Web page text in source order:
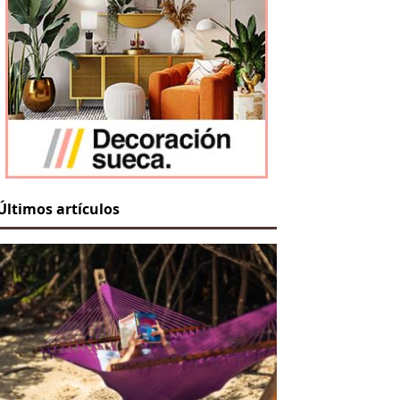
artículos